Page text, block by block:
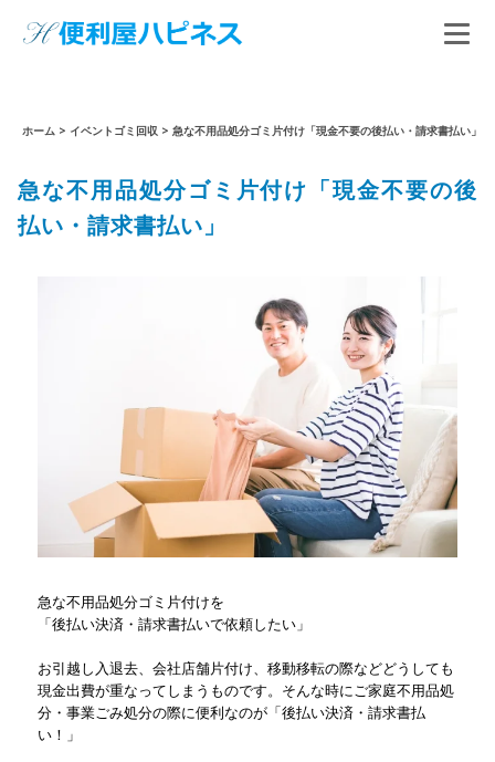
ホーム > イベントゴミ回収 > 急な不用品処分ゴミ片付け「現金不要の後払い・請求書払い」
急な不用品処分ゴミ片付け「現金不要の後
払い・請求書払い」
急な不用品処分ゴミ片付けを
「後払い決済・請求書払いで依頼したい」
お引越し入退去、会社店舗片付け、移動移転の際などどうしても
現金出費が重なってしまうものです。そんな時にご家庭不用品処
分・事業ごみ処分の際に便利なのが「後払い決済・請求書払
い！」